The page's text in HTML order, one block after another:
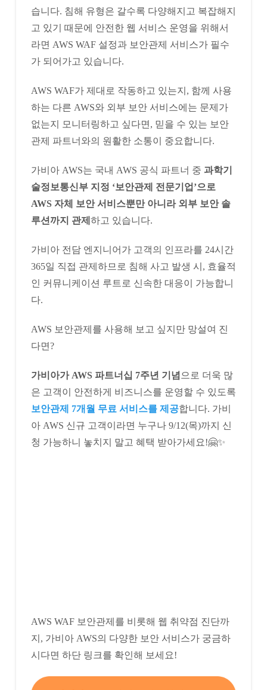
습니다. 침해 유형은 갈수록 다양해지고 복잡해지
고 있기 때문에 안전한 웹 서비스 운영을 위해서
라면 AWS WAF 설정과 보안관제 서비스가 필수
가 되어가고 있습니다.
AWS WAF가 제대로 작동하고 있는지, 함께 사용
하는 다른 AWS와 외부 보안 서비스에는 문제가
없는지 모니터링하고 싶다면, 믿을 수 있는 보안
관제 파트너와의 원활한 소통이 중요합니다.
가비아 AWS는 국내 AWS 공식 파트너 중 과학기
술정보통신부 지정 ‘보안관제 전문기업’으로
AWS 자체 보안 서비스뿐만 아니라 외부 보안 솔
루션까지 관제 하고 있습니다.
가비아 전담 엔지니어가 고객의 인프라를 24시간
365일 직접 관제하므로 침해 사고 발생 시, 효율적
인 커뮤니케이션 루트로 신속한 대응이 가능합니
다.
AWS 보안관제를 사용해 보고 싶지만 망설여 진
다면?
가비아가 AWS 파트너십 7주년 기념 으로 더욱 많
은 고객이 안전하게 비즈니스를 운영할 수 있도록
보안관제 7개월 무료 서비스를 제공합니다. 가비
아 AWS 신규 고객이라면 누구나 9/12(목)까지 신
청 가능하니 놓치지 말고 혜택 받아가세요!🤗✨
AWS WAF 보안관제를 비롯해 웹 취약점 진단까
지, 가비아 AWS의 다양한 보안 서비스가 궁금하
시다면 하단 링크를 확인해 보세요!